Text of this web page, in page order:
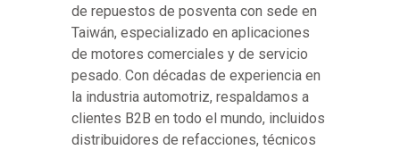
de repuestos de posventa con sede en
Taiwán, especializado en aplicaciones
de motores comerciales y de servicio
pesado. Con décadas de experiencia en
la industria automotriz, respaldamos a
clientes B2B en todo el mundo, incluidos
distribuidores de refacciones, técnicos